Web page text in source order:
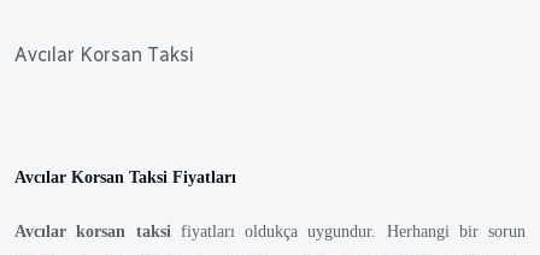
Avcılar Korsan Taksi
Avcılar Korsan Taksi Fiyatları
Avcılar korsan taksi fiyatları oldukça uygundur. Herhangi bir sorun